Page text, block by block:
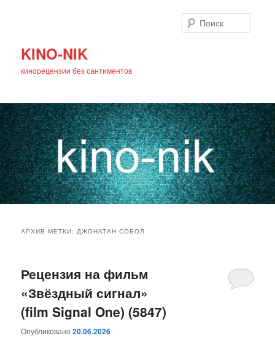
KINO-NIK
кинорецензии без сантиментов
основному
содержимому
дополнительному
содержимому
АРХИВ МЕТКИ:ДЖОНАТАН СОБОЛ
Рецензия на фильм
«Звёздный сигнал»
(film Signal One) (5847)
Опубликовано20.06.2026